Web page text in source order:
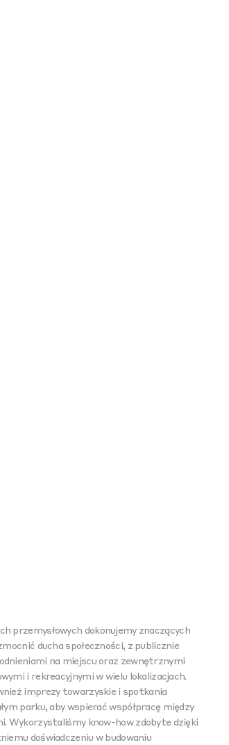
przemysłowych dokonujemy znaczących
ducha społeczności, z publicznie
na miejscu oraz zewnętrznymi
i rekreacyjnymi w wielu lokalizacjach.
imprezy towarzyskie i spotkania
parku, aby wspierać współpracę między
Wykorzystaliśmy know-how zdobyte dzięki
doświadczeniu w budowaniu